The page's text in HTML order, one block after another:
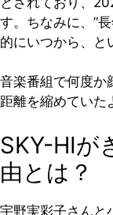
す。ちなみに、”
的にいつから、と
音楽番組で何度か
距離を縮めていた
SKY-HIが
由とは？
宇野実彩子さんと